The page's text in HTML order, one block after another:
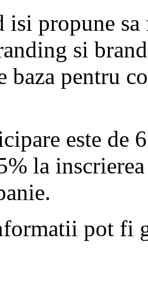
isi propune
si
pentru
este de
la
pot fi